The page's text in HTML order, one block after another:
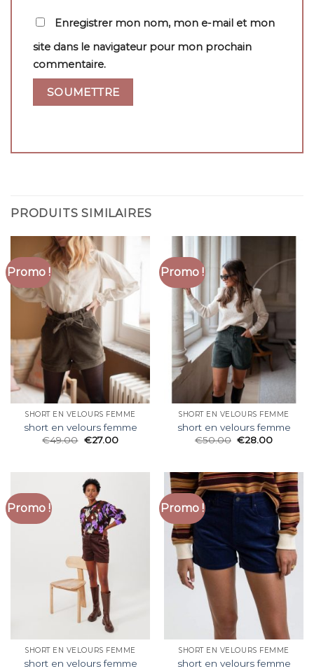
Enregistrer mon nom, mon e-mail et mon
site dans le navigateur pour mon prochain
commentaire.
PRODUITS SIMILAIRES
Promo !
SHORT EN VELOURS FEMME
short en velours femme
€49.00 €27.00
Promo !
SHORT EN VELOURS FEMME
short en velours femme
€50.00 €28.00
Promo !
SHORT EN VELOURS FEMME
short en velours femme
Promo !
SHORT EN VELOURS FEMME
short en velours femme